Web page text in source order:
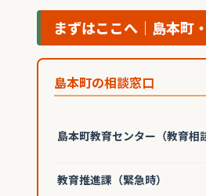
まずはここへ｜島本町
島本町の相談窓口
島本町教育センター（教育相
教育推進課（緊急時）